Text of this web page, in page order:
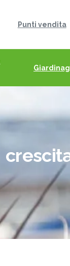
Punti vendita